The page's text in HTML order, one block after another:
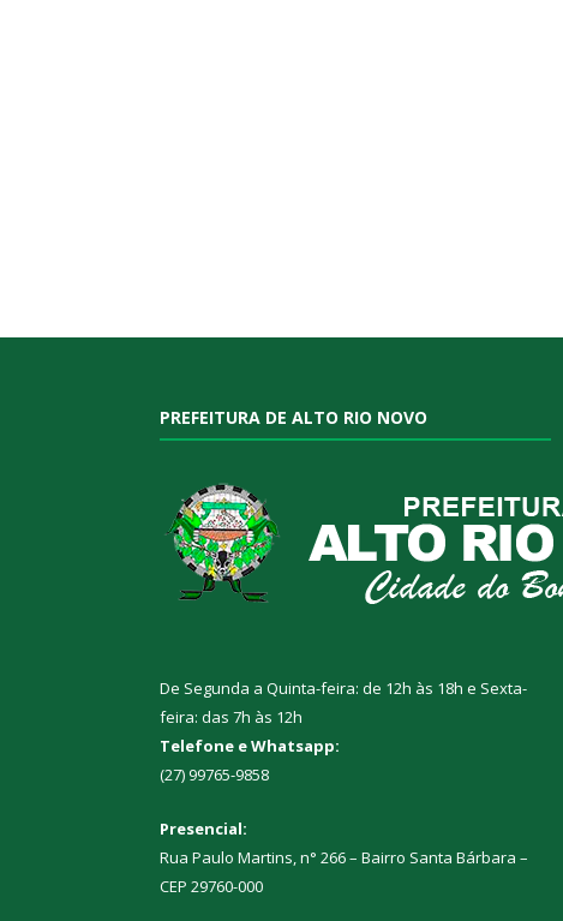
PREFEITURA DE ALTO RIO NOVO
De Segunda a Quinta-feira: de 12h às 18h e Sexta-
feira: das 7h às 12h
Telefone e Whatsapp:
(27) 99765-9858
Presencial:
Rua Paulo Martins, n° 266 – Bairro Santa Bárbara –
CEP 29760-000